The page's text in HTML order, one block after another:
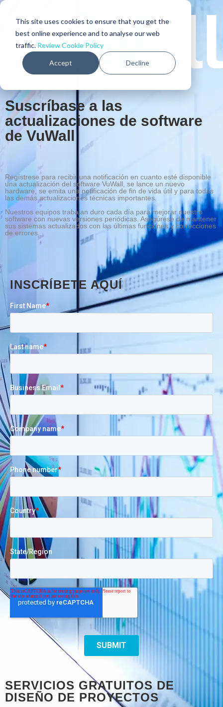
This site uses cookies to ensure that you get the
best online experience and to analyse our web
traffic. Review Cookie Policy
Accept Decline
Suscríbase a las
actualizaciones de software
de VuWall
Regístrese para recibir una notificación en cuanto esté disponible
una actualización del software VuWall, se lance un nuevo
hardware, se emita una notificación de fin de vida útil y para todas
las demás actualizaciones técnicas importantes.
Nuestros equipos trabajan duro cada día para mejorar nuestro
software con nuevas versiones periódicas. Asegúrese de mantener
sus sistemas actualizados con las últimas funciones y correcciones
de errores.
INSCRÍBETE AQUÍ
SERVICIOS GRATUITOS DE
DISEÑO DE PROYECTOS